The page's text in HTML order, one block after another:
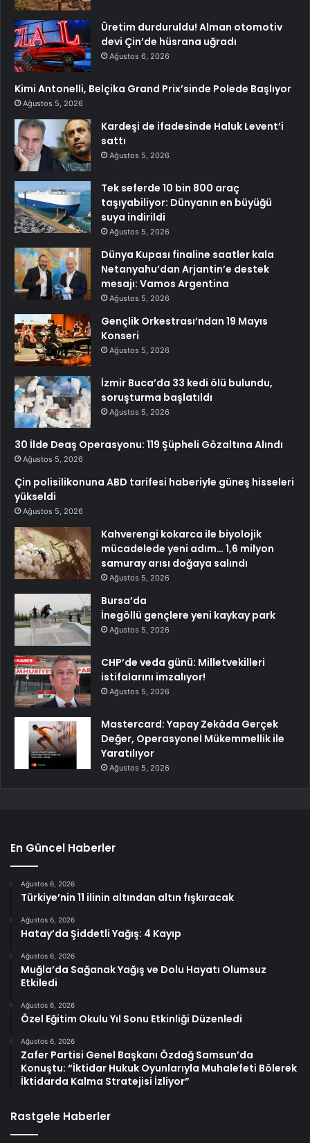
Üretim durduruldu! Alman otomotiv
devi Çin’de hüsrana uğradı
Ağustos 6, 2026
Kimi Antonelli, Belçika Grand Prix’sinde Polede Başlıyor
Ağustos 5, 2026
Kardeşi de ifadesinde Haluk Levent’i
sattı
Ağustos 5, 2026
Tek seferde 10 bin 800 araç
taşıyabiliyor: Dünyanın en büyüğü
suya indirildi
Ağustos 5, 2026
Dünya Kupası finaline saatler kala
Netanyahu’dan Arjantin’e destek
mesajı: Vamos Argentina
Ağustos 5, 2026
Gençlik Orkestrası’ndan 19 Mayıs
Konseri
Ağustos 5, 2026
İzmir Buca’da 33 kedi ölü bulundu,
soruşturma başlatıldı
Ağustos 5, 2026
30 İlde Deaş Operasyonu: 119 Şüpheli Gözaltına Alındı
Ağustos 5, 2026
Çin polisilikonuna ABD tarifesi haberiyle güneş hisseleri
yükseldi
Ağustos 5, 2026
Kahverengi kokarca ile biyolojik
mücadelede yeni adım… 1,6 milyon
samuray arısı doğaya salındı
Ağustos 5, 2026
Bursa’da
İnegöllü gençlere yeni kaykay park
Ağustos 5, 2026
CHP’de veda günü: Milletvekilleri
istifalarını imzalıyor!
Ağustos 5, 2026
Mastercard: Yapay Zekâda Gerçek
Değer, Operasyonel Mükemmellik ile
Yaratılıyor
Ağustos 5, 2026
En Güncel Haberler
Ağustos 6, 2026
Türkiye’nin 11 ilinin altından altın fışkıracak
Ağustos 6, 2026
Hatay’da Şiddetli Yağış: 4 Kayıp
Ağustos 6, 2026
Muğla’da Sağanak Yağış ve Dolu Hayatı Olumsuz
Etkiledi
Ağustos 6, 2026
Özel Eğitim Okulu Yıl Sonu Etkinliği Düzenledi
Ağustos 6, 2026
Zafer Partisi Genel Başkanı Özdağ Samsun’da
Konuştu: “İktidar Hukuk Oyunlarıyla Muhalefeti Bölerek
İktidarda Kalma Stratejisi İzliyor”
Rastgele Haberler